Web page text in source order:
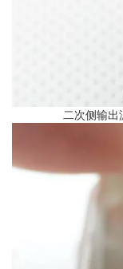
二次侧输出